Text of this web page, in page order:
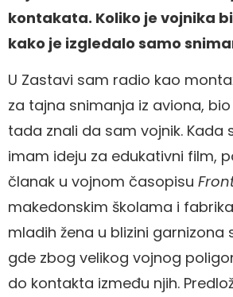
kontakata. Koliko je vojnika
kako je izgledalo samo
U Zastavi sam radio kao
za tajna snimanja iz aviona,
tada znali da sam vojnik. Kada
imam ideju za edukativni film,
članak u vojnom časopisu
makedonskim školama i
mladih žena u blizini garnizona
gde zbog velikog vojnog
do kontakta između njih.